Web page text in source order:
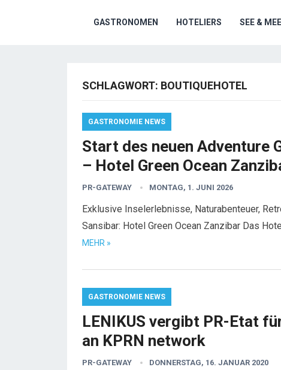
GASTRONOMEN HOTELIERS SEE &
SCHLAGWORT: BOUTIQUEHOTEL
GASTRONOMIE NEWS
Start des neuen Adventure
– Hotel Green Ocean
PR-GATEWAY MONTAG, 1. JUNI 2026
Exklusive Inselerlebnisse, Naturabenteuer,
Sansibar: Hotel Green Ocean Zanzibar Das
MEHR »
GASTRONOMIE NEWS
LENIKUS vergibt PR-Etat
an KPRN network
PR-GATEWAY DONNERSTAG, 16. JANUAR 2020